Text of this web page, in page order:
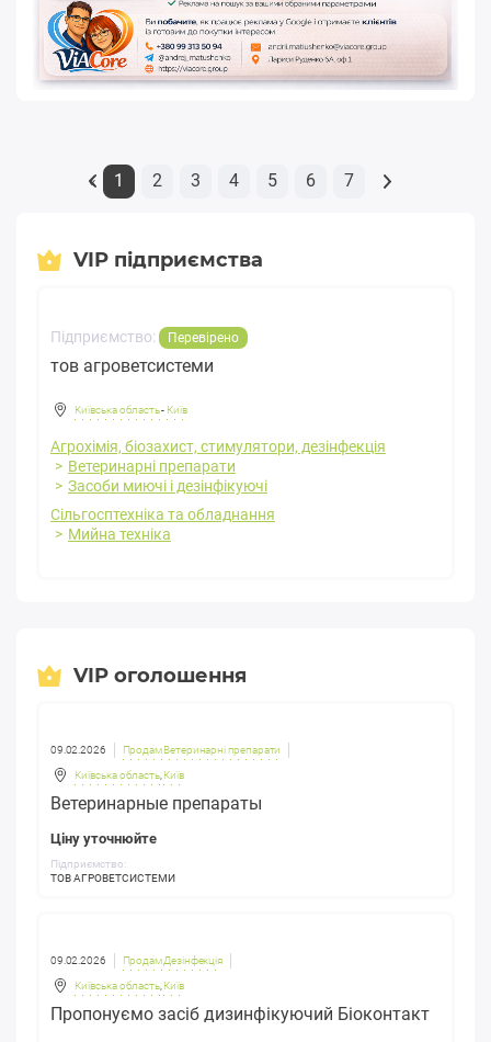
« 1 2 3 4 5 6 7
VIP підприємства
Підприємство: Перевірено
тов агроветсистеми
Київська область- Київ
Агрохімія, біозахист, стимулятори, дезінфекція
Ветеринарні препарати
Засоби миючі і дезінфікуючі
Сільгосптехніка та обладнання
Мийна техніка
VIP оголошення
09.02.2026 Продам Ветеринарні препарати
Київська область, Київ
Ветеринарные препараты
Ціну уточнюйте
Підприємство:
ТОВ АГРОВЕТСИСТЕМИ
09.02.2026 Продам Дезінфекція
Київська область, Київ
Пропонуємо засіб дизинфікуючий Біоконтакт